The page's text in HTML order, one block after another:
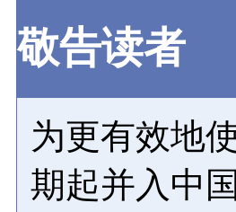
敬告读者
为更有效地
期起并入中